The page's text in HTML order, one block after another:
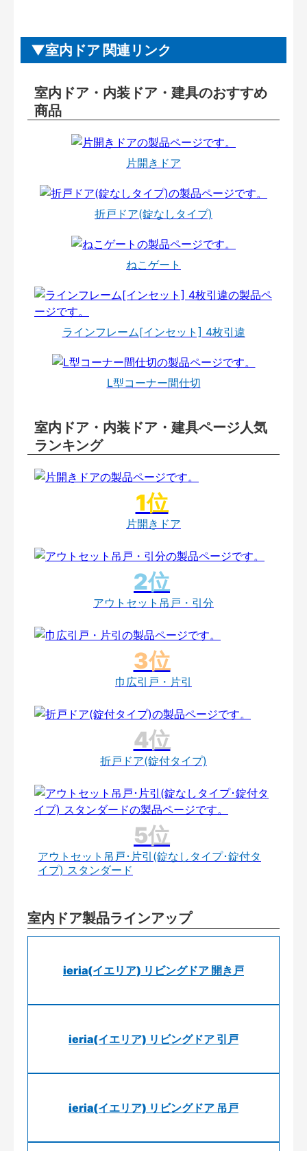
室内ドア 関連リンク
室内ドア・内装ドア・建具のおすすめ
商品
片開きドア
折戸ドア(錠なしタイプ)
ねこゲート
ラインフレーム[インセット] 4枚引違
L型コーナー間仕切
室内ドア・内装ドア・建具ページ人気
ランキング
片開きドア
アウトセット吊戸・引分
巾広引戸・片引
折戸ドア(錠付タイプ)
アウトセット吊戸･片引(錠なしタイプ･錠付タ
イプ) スタンダード
室内ドア製品ラインアップ
ieria(イエリア) リビングドア 開き戸
ieria(イエリア) リビングドア 引戸
ieria(イエリア) リビングドア 吊戸